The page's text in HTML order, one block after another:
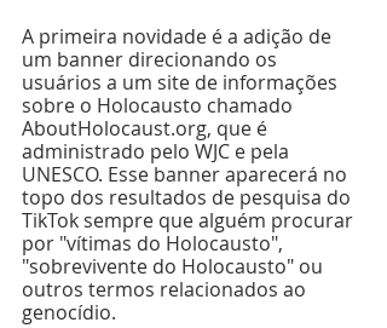
A primeira novidade é a adição de
um banner direcionando os
usuários a um site de informações
sobre o Holocausto chamado
AboutHolocaust.org, que é
administrado pelo WJC e pela
UNESCO. Esse banner aparecerá no
topo dos resultados de pesquisa do
TikTok sempre que alguém procurar
por "vítimas do Holocausto",
"sobrevivente do Holocausto" ou
outros termos relacionados ao
genocídio.